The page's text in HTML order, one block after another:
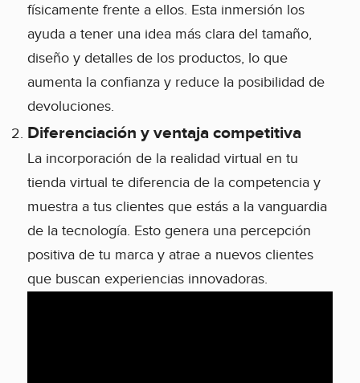
físicamente frente a ellos. Esta inmersión los
ayuda a tener una idea más clara del tamaño,
diseño y detalles de los productos, lo que
aumenta la confianza y reduce la posibilidad de
devoluciones.
Diferenciación y ventaja competitiva
La incorporación de la realidad virtual en tu
tienda virtual te diferencia de la competencia y
muestra a tus clientes que estás a la vanguardia
de la tecnología. Esto genera una percepción
positiva de tu marca y atrae a nuevos clientes
que buscan experiencias innovadoras.